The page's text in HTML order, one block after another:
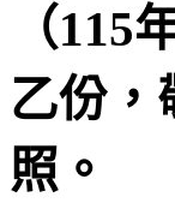
（
乙份，
照。